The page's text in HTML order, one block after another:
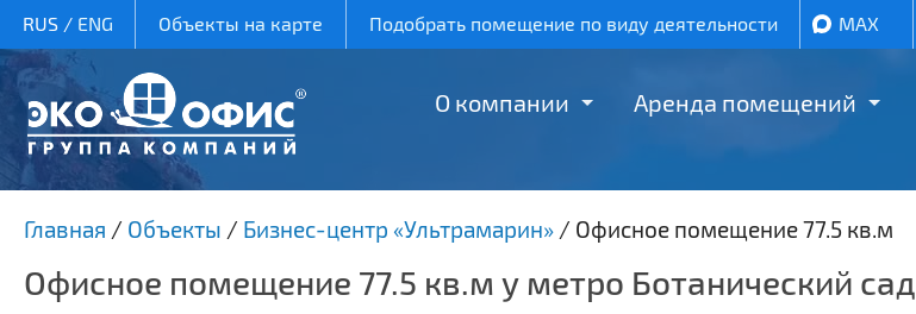
RUS/ ENG Объекты на карте Подобрать помещение по виду деятельности MAX
О компании Аренда помещений
Главная / Объекты / Бизнес-центр «Ультрамарин» / Офисное помещение 77.5 кв.м
Офисное помещение 77.5 кв.м у метро Ботанический сад